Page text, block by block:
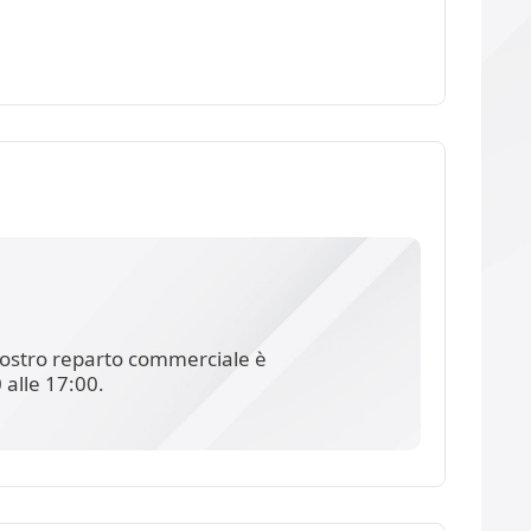
reparto commerciale è
17:00.